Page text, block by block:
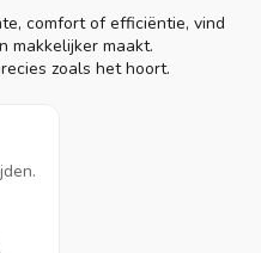
comfort of efficiëntie, vind
makkelijker maakt.
zoals het hoort.